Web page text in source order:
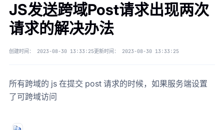
JS发送跨域Post请求出现两次
请求的解决办法
创建时间： 2023-08-30 13:33:25更新时间： 2023-08-30 13:33:25
所有跨域的 js 在提交 post 请求的时候，如果服务端设置
了可跨域访问